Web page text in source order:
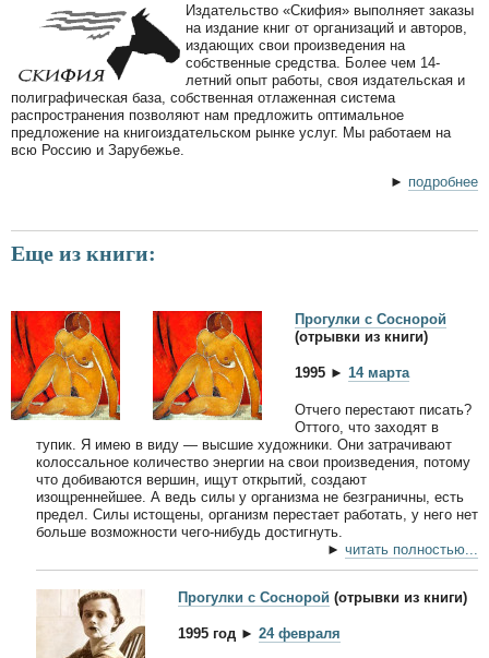
Издательство «Скифия» выполняет заказы
на издание книг от организаций и авторов,
издающих свои произведения на
собственные средства. Более чем 14-
летний опыт работы, своя издательская и
полиграфическая база, собственная отлаженная система
распространения позволяют нам предложить оптимальное
предложение на книгоиздательском рынке услуг. Мы работаем на
всю Россию и Зарубежье.
► подробнее
Еще из книги:
Прогулки с Соснорой
(отрывки из книги)
1995 ► 14 марта
Отчего перестают писать?
Оттого, что заходят в
тупик. Я имею в виду — высшие художники. Они затрачивают
колоссальное количество энергии на свои произведения, потому
что добиваются вершин, ищут открытий, создают
изощреннейшее. А ведь силы у организма не безграничны, есть
предел. Силы истощены, организм перестает работать, у него нет
больше возможности чего-нибудь достигнуть.
► читать полностью...
Прогулки с Соснорой (отрывки из книги)
1995 год ► 24 февраля